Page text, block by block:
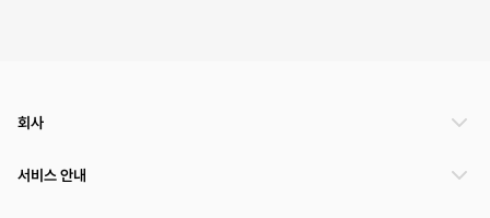
회사
서비스 안내